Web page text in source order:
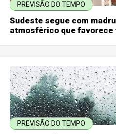
PREVISÃO DO TEMPO
Sudeste segue com
atmosférico que favorece
PREVISÃO DO TEMPO